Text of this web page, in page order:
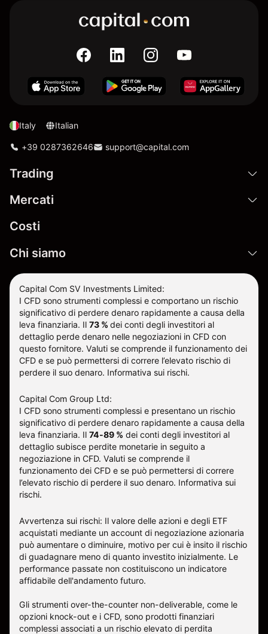
Italy Italian
+39 0287362646 support@capital.com
Trading
Mercati
Costi
Chi siamo
Capital Com SV Investments Limited:
I CFD sono strumenti complessi e comportano un rischio
significativo di perdere denaro rapidamente a causa della
leva finanziaria. Il 73 % dei conti degli investitori al
dettaglio perde denaro nelle negoziazioni in CFD con
questo fornitore. Valuti se comprende il funzionamento dei
CFD e se può permettersi di correre l’elevato rischio di
perdere il suo denaro. Informativa sui rischi.
Capital Com Group Ltd:
I CFD sono strumenti complessi e presentano un rischio
significativo di perdere denaro rapidamente a causa della
leva finanziaria. Il 74-89 % dei conti degli investitori al
dettaglio subisce perdite monetarie in seguito a
negoziazione in CFD. Valuti se comprende il
funzionamento dei CFD e se può permettersi di correre
l’elevato rischio di perdere il suo denaro. Informativa sui
rischi.
Avvertenza sui rischi: Il valore delle azioni e degli ETF
acquistati mediante un account di negoziazione azionaria
può aumentare o diminuire, motivo per cui è insito il rischio
di guadagnare meno di quanto investito inizialmente. Le
performance passate non costituiscono un indicatore
affidabile dell'andamento futuro.
Gli strumenti over-the-counter non-deliverable, come le
opzioni knock-out e i CFD, sono prodotti finanziari
complessi associati a un rischio elevato di perdita